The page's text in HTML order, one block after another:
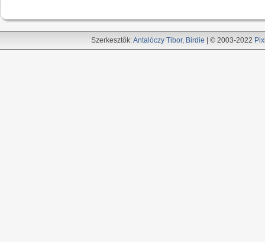
Szerkesztők:Antalóczy Tibor, Birdie | © 2003-2022